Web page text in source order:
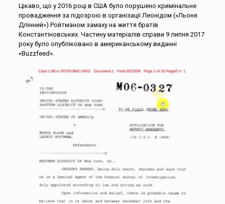
Цікаво, що у 2016 році в США було порушено кримінальне
провадження за підозрою в організації Леонідом («Льоня
Длінний») Ройтманом замаху на життя братів
Константіновських. Частину матеріалів справи 9 липня 2017
року було опубліковано в американському виданні
«Buzzfeed».